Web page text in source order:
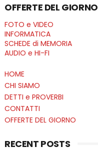
OFFERTE DEL GIORNO
FOTO e VIDEO
INFORMATICA
SCHEDE di MEMORIA
AUDIO e HI-FI
HOME
CHI SIAMO
DETTI e PROVERBI
CONTATTI
OFFERTE DEL GIORNO
RECENT POSTS